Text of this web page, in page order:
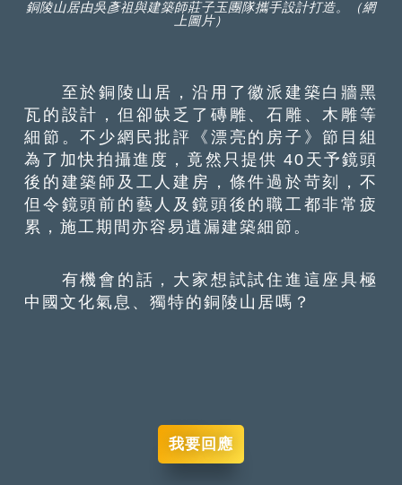
銅陵山居由吳彥祖與建築師莊子玉團隊攜手設計打造。（網
上圖片）
至於銅陵山居，沿用了徽派建築白牆黑
瓦的設計，但卻缺乏了磚雕、石雕、木雕等
細節。不少網民批評《漂亮的房子》節目組
為了加快拍攝進度，竟然只提供 40天予鏡頭
後的建築師及工人建房，條件過於苛刻，不
但令鏡頭前的藝人及鏡頭後的職工都非常疲
累，施工期間亦容易遺漏建築細節。
有機會的話，大家想試試住進這座具極
中國文化氣息、獨特的銅陵山居嗎？
我要回應